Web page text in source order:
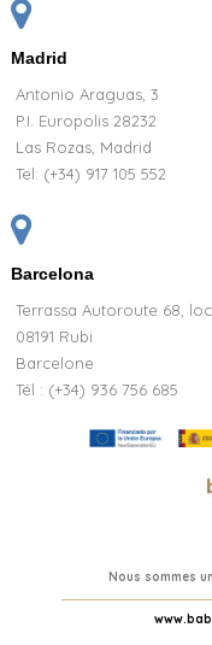
Madrid
Antonio Araguas, 3
P.I. Europolis 28232
Las Rozas, Madrid
Tel: (+34) 917 105 552
Barcelona
Terrassa Autoroute 68,
08191 Rubi
Barcelone
Tél : (+34) 936 756 685
Nous sommes